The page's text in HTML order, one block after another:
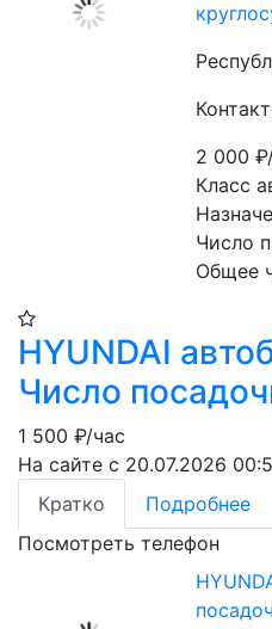
2 000
Класс
Число
Общее
HYUNDAI
Число
1 500 ₽/час
На сайте с 20.07.2026
Кратко
Подробнее
Посмотреть телефон